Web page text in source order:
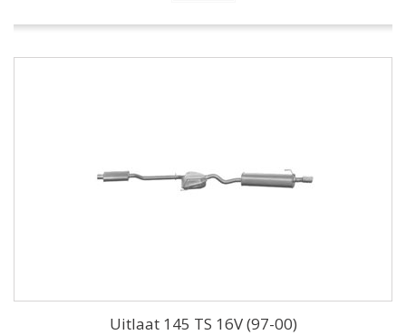
Uitlaat 145 TS 16V (97-00)